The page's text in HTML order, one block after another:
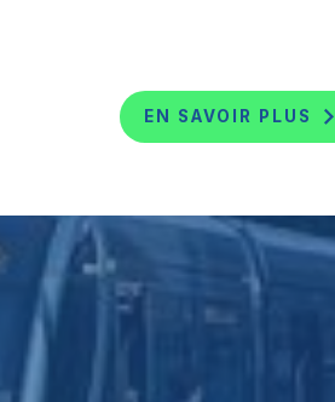
EN SAVOIR PLUS